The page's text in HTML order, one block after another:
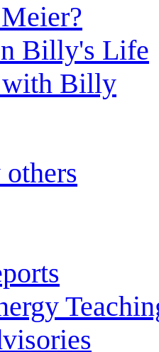
Billy's Life
with Billy